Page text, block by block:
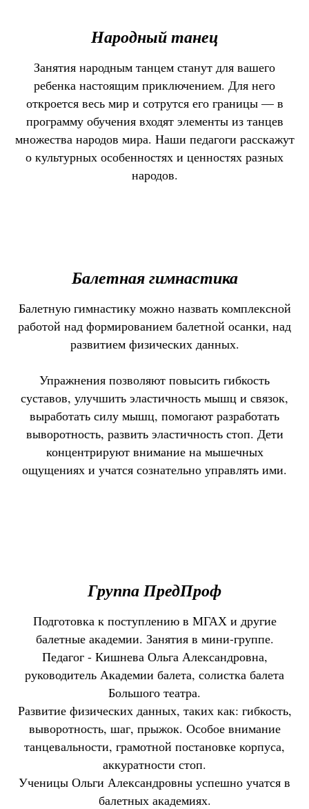
Народный танец
Занятия народным танцем станут для вашего
ребенка настоящим приключением. Для него
откроется весь мир и сотрутся его границы — в
программу обучения входят элементы из танцев
множества народов мира. Наши педагоги расскажут
о культурных особенностях и ценностях разных
народов.
Балетная гимнастика
Балетную гимнастику можно назвать комплексной
работой над формированием балетной осанки, над
развитием физических данных.
Упражнения позволяют повысить гибкость
суставов, улучшить эластичность мышц и связок,
выработать силу мышц, помогают разработать
выворотность, развить эластичность стоп. Дети
концентрируют внимание на мышечных
ощущениях и учатся сознательно управлять ими.
Группа ПредПроф
Подготовка к поступлению в МГАХ и другие
балетные академии. Занятия в мини-группе.
Педагог - Кишнева Ольга Александровна,
руководитель Академии балета, солистка балета
Большого театра.
Развитие физических данных, таких как: гибкость,
выворотность, шаг, прыжок. Особое внимание
танцевальности, грамотной постановке корпуса,
аккуратности стоп.
Ученицы Ольги Александровны успешно учатся в
балетных академиях.